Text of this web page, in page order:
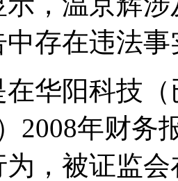
中存在违法事
华阳科技
2008年财
，被证监